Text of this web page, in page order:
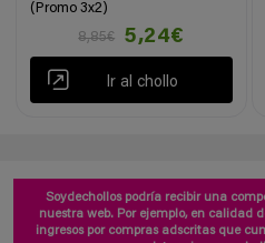
(Promo 3x2)
8,85€
5,24€
Ir al chollo
Soydechollos podría recibir una
nuestra web. Por ejemplo, en calidad
ingresos por compras adscritas que